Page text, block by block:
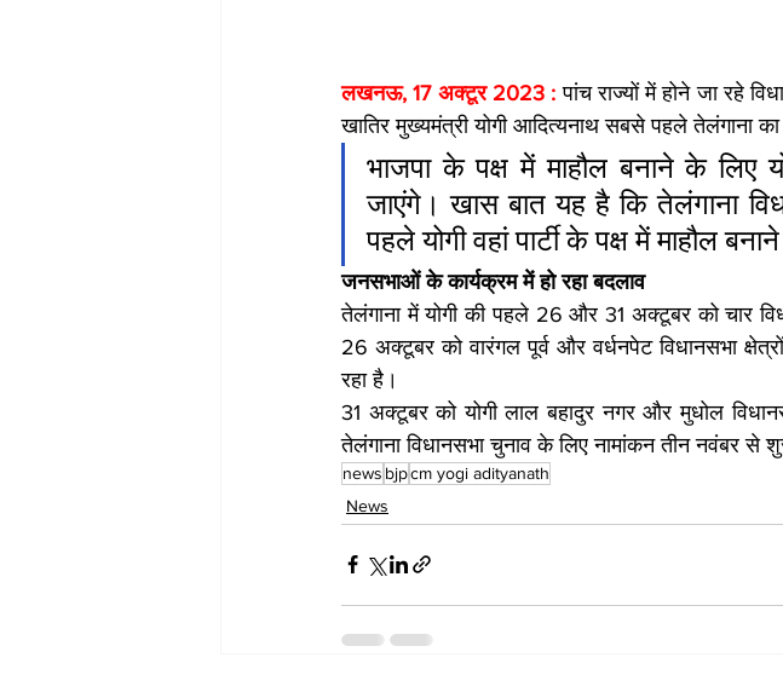
लखनऊ, 17 अक्टूर 2023 : पांच राज्यों में होने जा रहे
खातिर मुख्यमंत्री योगी आदित्यनाथ सबसे पहले तेलंगाना का
भाजपा के पक्ष में माहौल बनाने के लिए
जाएंगे। खास बात यह है कि तेलंगाना
पहले योगी वहां पार्टी के पक्ष में माहौल
जनसभाओं के कार्यक्रम में हो रहा बदलाव
तेलंगाना में योगी की पहले 26 और 31 अक्टूबर को चार
26 अक्टूबर को वारंगल पूर्व और वर्धनपेट विधानसभा
रहा है।
31 अक्टूबर को योगी लाल बहादुर नगर और मुधोल
तेलंगाना विधानसभा चुनाव के लिए नामांकन तीन नवंबर से
news bjpcm yogi adityanath
News